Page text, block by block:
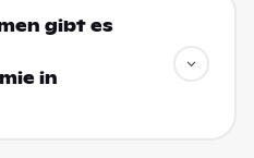
gibt es
in